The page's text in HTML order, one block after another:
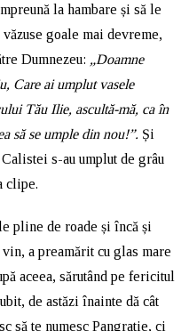
la hambare și să le
goale mai devreme,
Dumnezeu: „Doamne
Care ai umplut vasele
Tău Ilie, ascultă-mă, ca în
să se umple din nou!”. Și
s-au umplut de grâu
clipe.
pline de roade și încă și
a preamărit cu glas mare
aceea, sărutând pe fericitul
de astăzi înainte dă cât
să te numesc Pangratie, ci